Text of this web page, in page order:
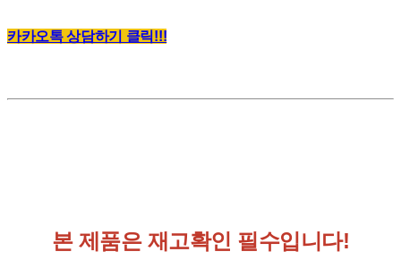
카카오톡 상담하기 클릭!!!
본 제품은 재고확인 필수입니다!